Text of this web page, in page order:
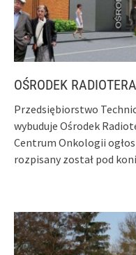
OŚRODEK
Przedsiębiorstwo
wybuduje Ośrodek
Centrum Onkologii
rozpisany został pod